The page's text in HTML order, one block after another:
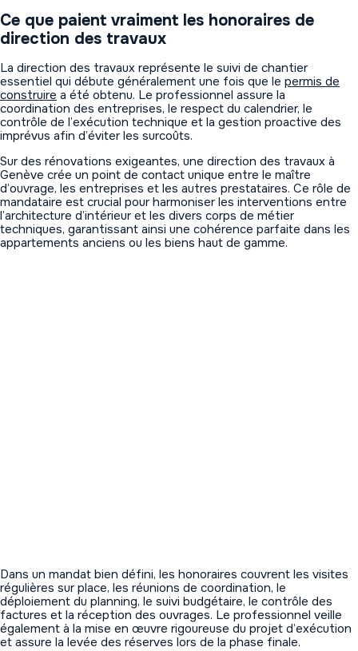
Ce que paient vraiment les honoraires de
direction des travaux
La direction des travaux représente le suivi de chantier
essentiel qui débute généralement une fois que le permis de
construire a été obtenu. Le professionnel assure la
coordination des entreprises, le respect du calendrier, le
contrôle de l’exécution technique et la gestion proactive des
imprévus afin d’éviter les surcoûts.
Sur des rénovations exigeantes, une direction des travaux à
Genève crée un point de contact unique entre le maître
d’ouvrage, les entreprises et les autres prestataires. Ce rôle de
mandataire est crucial pour harmoniser les interventions entre
l’architecture d’intérieur et les divers corps de métier
techniques, garantissant ainsi une cohérence parfaite dans les
appartements anciens ou les biens haut de gamme.
Dans un mandat bien défini, les honoraires couvrent les visites
régulières sur place, les réunions de coordination, le
déploiement du planning, le suivi budgétaire, le contrôle des
factures et la réception des ouvrages. Le professionnel veille
également à la mise en œuvre rigoureuse du projet d’exécution
et assure la levée des réserves lors de la phase finale.